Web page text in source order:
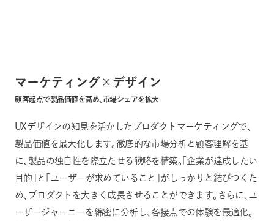
マーケティング×デザイン
顧客起点で製品価値を高め、市場シェアを拡大
UXデザインの知見を活かしたプロダクトマーケティングで、
製品価値を最大化します。徹底的な市場分析と顧客理解を基
に、製品の独自性を際立たせる戦略を構築。「企業が達成したい
目的」と「ユーザーが求めていること」がしっかりと結びつくた
め、プロダクトを大きく成長させることができます。さらに、ユ
ーザージャーニーを綿密に分析し、各接点での体験を最適化。